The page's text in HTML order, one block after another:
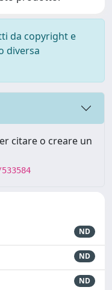
da copyright e
diversa
citare o creare un
ND
ND
ND